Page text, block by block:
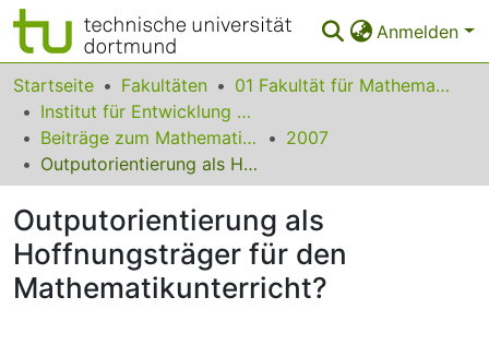
Anmelden
Bereiche & Sammlungen
Das gesamte Repositorium
Statistiken
FAQ
Leitlinien
Zurück zur Startseite
Startseite Fakultäten
01 Fakultät für Mathematik
Institut für Entwicklung und Erforschung des Mathematikunterrichts
Beiträge zum Mathematikunterricht
2007
Outputorientierung als Hoffnungsträger für den Mathematikunterricht?
Outputorientierung als
Hoffnungsträger für den
Mathematikunterricht?